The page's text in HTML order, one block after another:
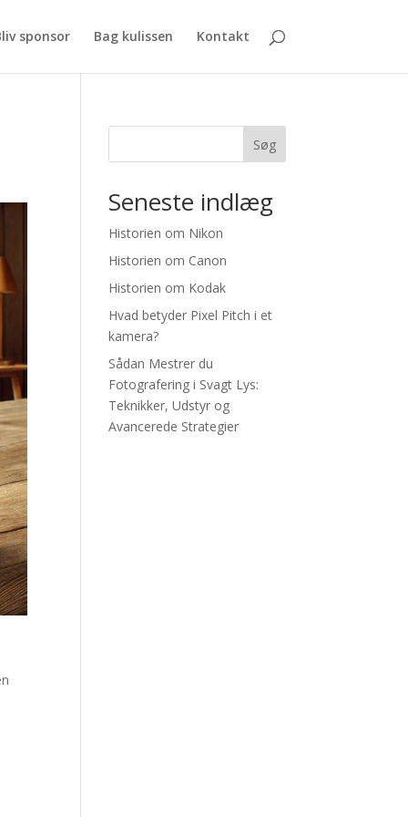
sponsor Bag kulissen Kontakt
Søg
Seneste indlæg
Historien om Nikon
Historien om Canon
Historien om Kodak
Hvad betyder Pixel Pitch i et
kamera?
Sådan Mestrer du
Fotografering i Svagt Lys:
Teknikker, Udstyr og
Avancerede Strategier